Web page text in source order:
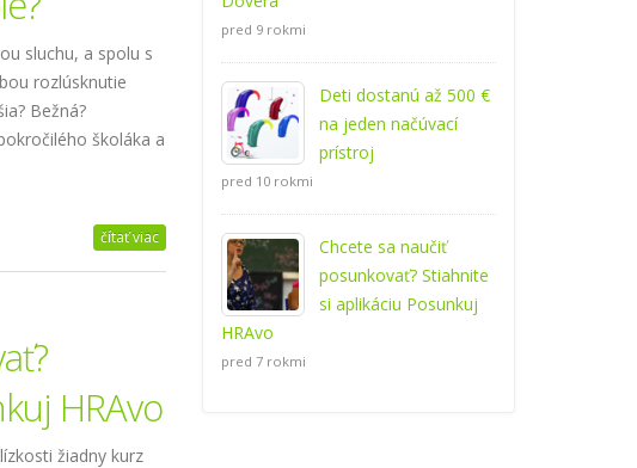
sluchu, a spolu s
rozlúsknutie
Bežná?
školáka a
čítať viac
HRAvo
žiadny kurz
pred 9 rokmi
Deti dostanú až 500 €
na jeden načúvací
prístroj
pred 10 rokmi
Chcete sa naučiť
posunkovať? Stiahnite
si aplikáciu Posunkuj
HRAvo
pred 7 rokmi